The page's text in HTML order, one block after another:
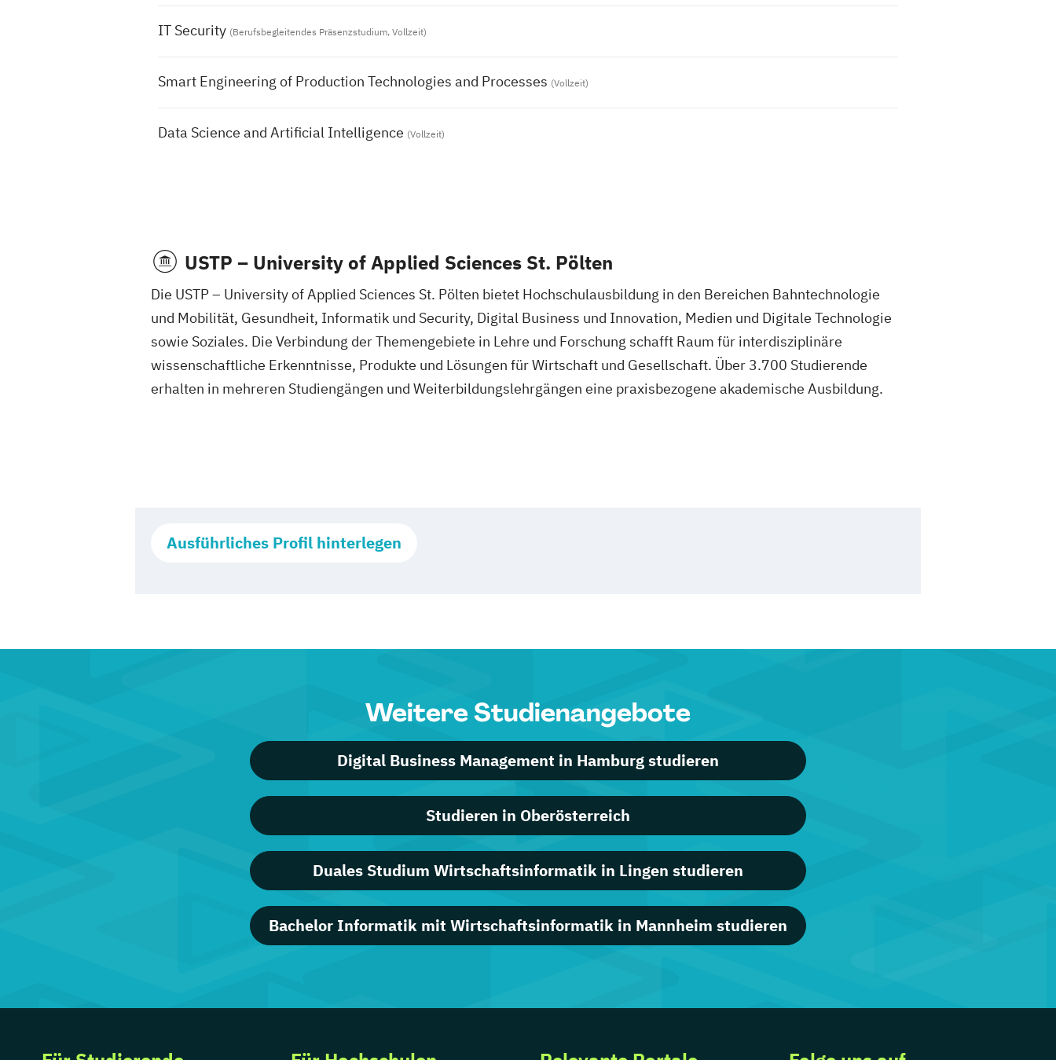
IT Security (Berufsbegleitendes Präsenzstudium, Vollzeit)
Smart Engineering of Production Technologies and Processes (Vollzeit)
Data Science and Artificial Intelligence (Vollzeit)
USTP – University of Applied Sciences St. Pölten
Die USTP – University of Applied Sciences St. Pölten bietet Hochschulausbildung in den Bereichen Bahntechnologie
und Mobilität, Gesundheit, Informatik und Security, Digital Business und Innovation, Medien und Digitale Technologie
sowie Soziales. Die Verbindung der Themengebiete in Lehre und Forschung schafft Raum für interdisziplinäre
wissenschaftliche Erkenntnisse, Produkte und Lösungen für Wirtschaft und Gesellschaft. Über 3.700 Studierende
erhalten in mehreren Studiengängen und Weiterbildungslehrgängen eine praxisbezogene akademische Ausbildung.
Ausführliches Profil hinterlegen
Weitere Studienangebote
Digital Business Management in Hamburg studieren
Studieren in Oberösterreich
Duales Studium Wirtschaftsinformatik in Lingen studieren
Bachelor Informatik mit Wirtschaftsinformatik in Mannheim studieren